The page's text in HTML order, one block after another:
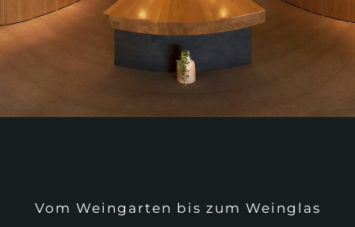
Vom Weingarten bis zum Weinglas